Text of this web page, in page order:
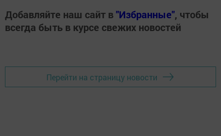
Добавляйте наш сайт в"Избранные", чтобы
всегда быть в курсе свежих новостей
Перейти на страницу новости